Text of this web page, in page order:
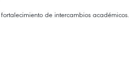
de intercambios académicos.